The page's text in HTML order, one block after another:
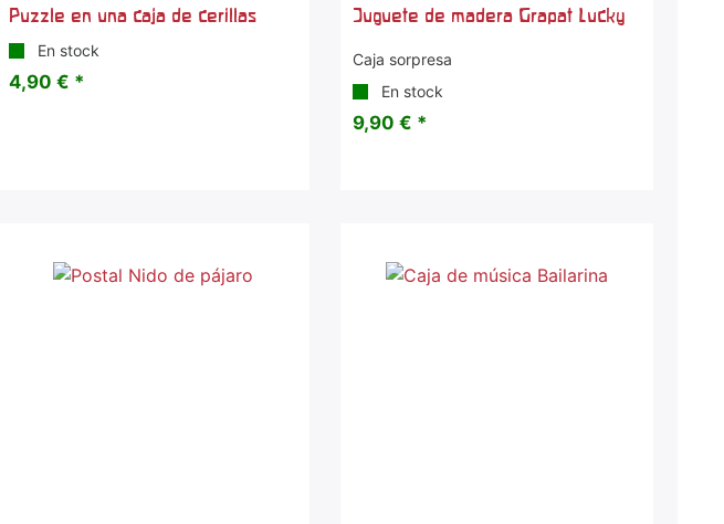
Puzzle en una caja de cerillas
En stock
4,90 € *
Juguete de madera Grapat Lucky
Caja sorpresa
En stock
9,90 € *